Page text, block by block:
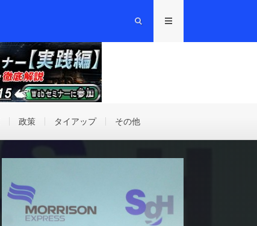
政策 タイアップ その他